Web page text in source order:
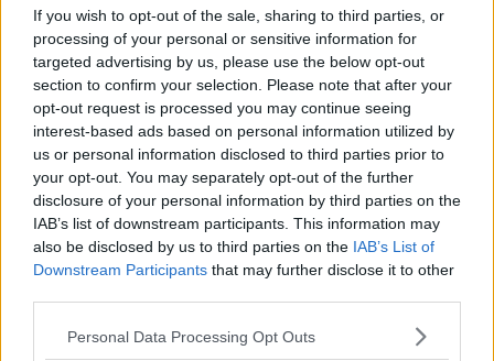
If you wish to opt-out of the sale, sharing to third parties, or
processing of your personal or sensitive information for
targeted advertising by us, please use the below opt-out
section to confirm your selection. Please note that after your
opt-out request is processed you may continue seeing
interest-based ads based on personal information utilized by
us or personal information disclosed to third parties prior to
your opt-out. You may separately opt-out of the further
disclosure of your personal information by third parties on the
IAB’s list of downstream participants. This information may
also be disclosed by us to third parties on the IAB’s List of
Downstream Participants that may further disclose it to other
Please note that this website/app uses one or more Google
Personal Data Processing Opt Outs
Testinformation
Modeller i det här testet:
Chevrolet Trax 1,6 LT
Betyg rost: 2 av 5
Betyg
5.Materialval, konstruktioner och övriga
skyddsåtgärder är effektiva. Rostangrepp bör inte
komma inom de första sex åren.
4.Välgjort rostskydd med några tveksamma
konstruktionslösningar som på sikt kan orsaka